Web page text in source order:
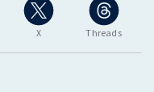
X Threads